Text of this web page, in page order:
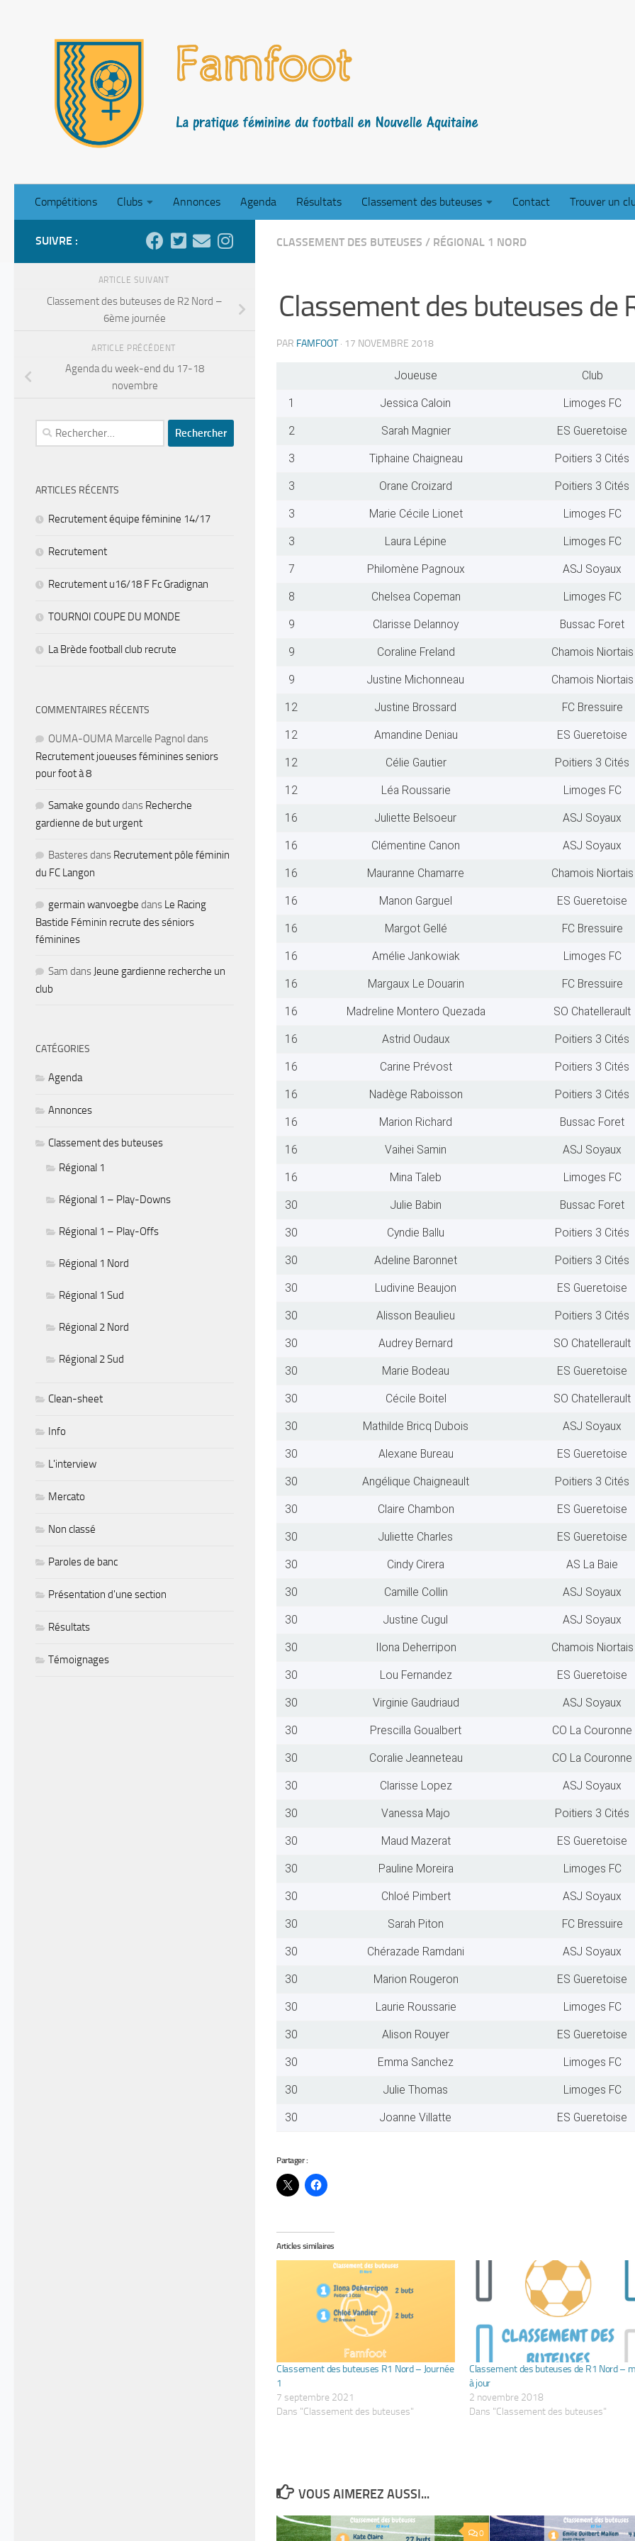
Compétitions Clubs Annonces Agenda Résultats Classement des buteuses Contact Trouver un
CLASSEMENT DES BUTEUSES / RÉGIONAL 1 NORD
Classement des buteuses de
PAR FAMFOOT · 17 NOVEMBRE 2018
Joueuse Club
1 Jessica Caloin Limoges FC
2 Sarah Magnier ES Gueretoise
3 Tiphaine Chaigneau Poitiers 3 Cités
3 Orane Croizard Poitiers 3 Cités
3 Marie Cécile Lionet Limoges FC
3 Laura Lépine Limoges FC
7 Philomène Pagnoux ASJ Soyaux
8 Chelsea Copeman Limoges FC
9 Clarisse Delannoy Bussac Foret
9 Coraline Freland Chamois Niortais
9 Justine Michonneau Chamois Niortais
12 Justine Brossard FC Bressuire
12 Amandine Deniau ES Gueretoise
12 Célie Gautier Poitiers 3 Cités
12 Léa Roussarie Limoges FC
16 Juliette Belsoeur ASJ Soyaux
16 Clémentine Canon ASJ Soyaux
16 Mauranne Chamarre Chamois Niortais
16 Manon Garguel ES Gueretoise
16 Margot Gellé FC Bressuire
16 Amélie Jankowiak Limoges FC
16 Margaux Le Douarin FC Bressuire
16 Madreline Montero Quezada SO Chatellerault
16 Astrid Oudaux Poitiers 3 Cités
16 Carine Prévost Poitiers 3 Cités
16 Nadège Raboisson Poitiers 3 Cités
16 Marion Richard Bussac Foret
16 Vaihei Samin ASJ Soyaux
16 Mina Taleb Limoges FC
30 Julie Babin Bussac Foret
30 Cyndie Ballu Poitiers 3 Cités
30 Adeline Baronnet Poitiers 3 Cités
30 Ludivine Beaujon ES Gueretoise
30 Alisson Beaulieu Poitiers 3 Cités
30 Audrey Bernard SO Chatellerault
30 Marie Bodeau ES Gueretoise
30 Cécile Boitel SO Chatellerault
30 Mathilde Bricq Dubois ASJ Soyaux
30 Alexane Bureau ES Gueretoise
30 Angélique Chaigneault Poitiers 3 Cités
30 Claire Chambon ES Gueretoise
30 Juliette Charles ES Gueretoise
30 Cindy Cirera AS La Baie
30 Camille Collin ASJ Soyaux
30 Justine Cugul ASJ Soyaux
30 Ilona Deherripon Chamois Niortais
30 Lou Fernandez ES Gueretoise
30 Virginie Gaudriaud ASJ Soyaux
30 Prescilla Goualbert CO La Couronne
30 Coralie Jeanneteau CO La Couronne
30 Clarisse Lopez ASJ Soyaux
30 Vanessa Majo Poitiers 3 Cités
30 Maud Mazerat ES Gueretoise
30 Pauline Moreira Limoges FC
30 Chloé Pimbert ASJ Soyaux
30 Sarah Piton FC Bressuire
30 Chérazade Ramdani ASJ Soyaux
30 Marion Rougeron ES Gueretoise
30 Laurie Roussarie Limoges FC
30 Alison Rouyer ES Gueretoise
30 Emma Sanchez Limoges FC
30 Julie Thomas Limoges FC
30 Joanne Villatte ES Gueretoise
Partager :
Articles similaires
Classement des buteuses R1 Nord – Journée
1
7 septembre 2021
Dans "Classement des buteuses"
Classement des buteuses de R1 Nord –
à jour
2 novembre 2018
Dans "Classement des buteuses"
VOUS AIMEREZ AUSSI...
0
SUIVRE :
ARTICLE SUIVANT
Classement des buteuses de R2 Nord –
6ème journée
ARTICLE PRÉCÉDENT
Agenda du week-end du 17-18
novembre
Rechercher :
ARTICLES RÉCENTS
Recrutement équipe féminine 14/17
Recrutement
Recrutement u16/18 F Fc Gradignan
TOURNOI COUPE DU MONDE
La Brède football club recrute
COMMENTAIRES RÉCENTS
OUMA-OUMA Marcelle Pagnol dans
Recrutement joueuses féminines seniors
pour foot à 8
Samake goundo dans Recherche
gardienne de but urgent
Basteresdans Recrutement pôle féminin
du FC Langon
germain wanvoegbe dans Le Racing
Bastide Féminin recrute des séniors
féminines
Sam dans Jeune gardienne recherche un
club
CATÉGORIES
Agenda
Annonces
Classement des buteuses
Régional 1
Régional 1 – Play-Downs
Régional 1 – Play-Offs
Régional 1 Nord
Régional 1 Sud
Régional 2 Nord
Régional 2 Sud
Clean-sheet
Info
L'interview
Mercato
Non classé
Paroles de banc
Présentation d'une section
Résultats
Témoignages